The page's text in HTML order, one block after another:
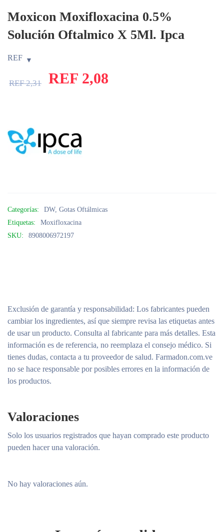
Moxicon Moxifloxacina 0.5%
Solución Oftalmico X 5Ml. Ipca
REF
REF2,31 REF 2,08
Categorías: DW, Gotas Oftálmicas
Etiquetas:
Moxifloxacina
SKU:
8908006972197
Exclusión de garantía y responsabilidad: Los fabricantes pueden
cambiar los ingredientes, así que siempre revisa las etiquetas antes
de usar un producto. Consulta al fabricante para más detalles. Esta
información es de referencia, no reemplaza el consejo médico. Si
tienes dudas, contacta a tu proveedor de salud. Farmadon.com.ve
no se hace responsable por posibles errores en la información de
los productos.
Valoraciones
No hay valoraciones aún.
Solo los usuarios registrados que hayan comprado este producto
pueden hacer una valoración.